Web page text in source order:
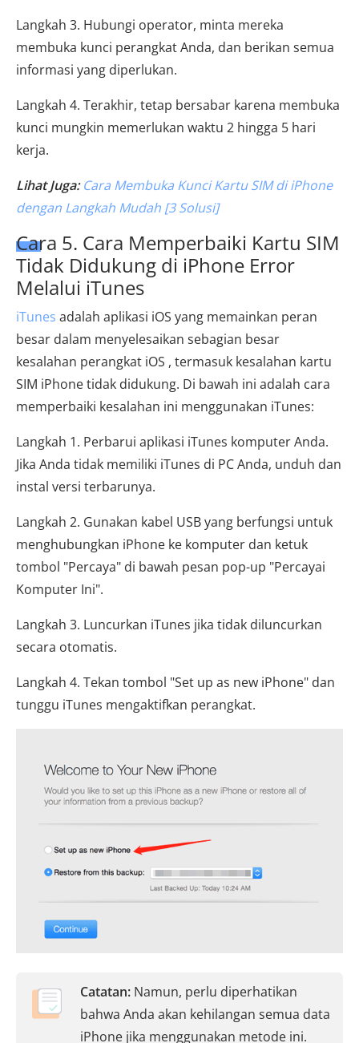
Langkah 3. Hubungi operator, minta mereka
membuka kunci perangkat Anda, dan berikan semua
informasi yang diperlukan.
Langkah 4. Terakhir, tetap bersabar karena membuka
kunci mungkin memerlukan waktu 2 hingga 5 hari
kerja.
Lihat Juga: Cara Membuka Kunci Kartu SIM di iPhone
dengan Langkah Mudah [3 Solusi]
Cara 5. Cara Memperbaiki Kartu SIM
Tidak Didukung di iPhone Error
Melalui iTunes
iTunes adalah aplikasi iOS yang memainkan peran
besar dalam menyelesaikan sebagian besar
kesalahan perangkat iOS , termasuk kesalahan kartu
SIM iPhone tidak didukung. Di bawah ini adalah cara
memperbaiki kesalahan ini menggunakan iTunes:
Langkah 1. Perbarui aplikasi iTunes komputer Anda.
Jika Anda tidak memiliki iTunes di PC Anda, unduh dan
instal versi terbarunya.
Langkah 2. Gunakan kabel USB yang berfungsi untuk
menghubungkan iPhone ke komputer dan ketuk
tombol "Percaya" di bawah pesan pop-up "Percayai
Komputer Ini".
Langkah 3. Luncurkan iTunes jika tidak diluncurkan
secara otomatis.
Langkah 4. Tekan tombol "Set up as new iPhone" dan
tunggu iTunes mengaktifkan perangkat.
Catatan: Namun, perlu diperhatikan
bahwa Anda akan kehilangan semua data
iPhone jika menggunakan metode ini.